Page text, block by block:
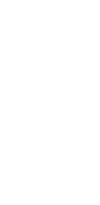
হিসেবে গড়ে